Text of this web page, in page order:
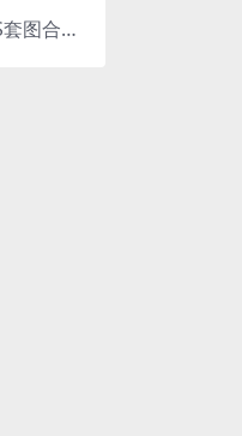
阳炎型小菠萝COS套图合集[更新至7期]